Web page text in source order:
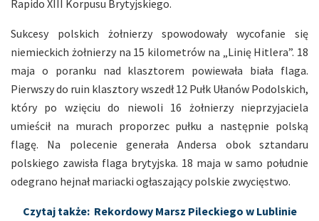
Rapido XIII Korpusu Brytyjskiego.
Sukcesy polskich żołnierzy spowodowały wycofanie się
niemieckich żołnierzy na 15 kilometrów na „Linię Hitlera”. 18
maja o poranku nad klasztorem powiewała biała flaga.
Pierwszy do ruin klasztory wszedł 12 Pułk Ułanów Podolskich,
który po wzięciu do niewoli 16 żołnierzy nieprzyjaciela
umieścił na murach proporzec pułku a następnie polską
flagę. Na polecenie generała Andersa obok sztandaru
polskiego zawisła flaga brytyjska. 18 maja w samo południe
odegrano hejnał mariacki ogłaszający polskie zwycięstwo.
Czytaj także: Rekordowy Marsz Pileckiego w Lublinie